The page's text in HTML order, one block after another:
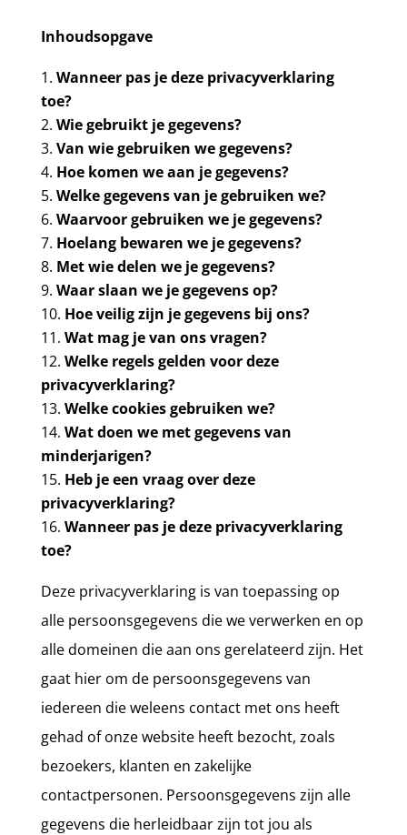
Inhoudsopgave
Wanneer pas je deze privacyverklaring
toe?
Wie gebruikt je gegevens?
Van wie gebruiken we gegevens?
Hoe komen we aan je gegevens?
Welke gegevens van je gebruiken we?
Waarvoor gebruiken we je gegevens?
Hoelang bewaren we je gegevens?
Met wie delen we je gegevens?
Waar slaan we je gegevens op?
Hoe veilig zijn je gegevens bij ons?
Wat mag je van ons vragen?
Welke regels gelden voor deze
privacyverklaring?
Welke cookies gebruiken we?
Wat doen we met gegevens van
minderjarigen?
Heb je een vraag over deze
privacyverklaring?
Wanneer pas je deze privacyverklaring
toe?
Deze privacyverklaring is van toepassing op
alle persoonsgegevens die we verwerken en op
alle domeinen die aan ons gerelateerd zijn. Het
gaat hier om de persoonsgegevens van
iedereen die weleens contact met ons heeft
gehad of onze website heeft bezocht, zoals
bezoekers, klanten en zakelijke
contactpersonen. Persoonsgegevens zijn alle
gegevens die herleidbaar zijn tot jou als